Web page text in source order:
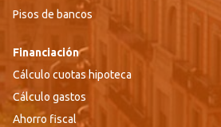
Pisos de bancos
Financiación
Cálculo cuotas hipoteca
Cálculo gastos
Ahorro fiscal